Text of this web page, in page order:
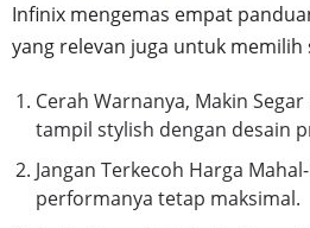
Infinix mengemas empat
yang relevan juga untuk
Cerah Warnanya, Makin
tampil stylish dengan desain
Jangan Terkecoh Harga
performanya tetap maksimal.